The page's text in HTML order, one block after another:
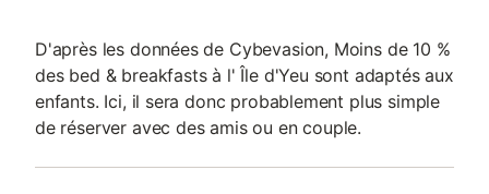
D'après les données de Cybevasion, Moins de 10 %
des bed & breakfasts à l' Île d'Yeu sont adaptés aux
enfants. Ici, il sera donc probablement plus simple
de réserver avec des amis ou en couple.